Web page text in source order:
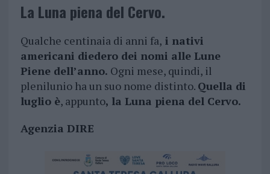
La Luna piena del Cervo.
Qualche centinaia di anni fa, i nativi
americani diedero dei nomi alle Lune
Piene dell’anno. Ogni mese, quindi, il
plenilunio ha un suo nome distinto. Quella di
luglio è, appunto, la Luna piena del Cervo.
Agenzia DIRE